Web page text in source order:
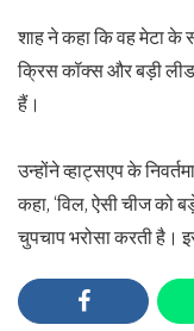
शाह ने कहा कि वह मेटा के
क्रिस कॉक्स और बड़ी
हैं।
उन्होंने व्‍हाट्सएप के
कहा, ‘विल, ऐसी चीज को
चुपचाप भरोसा करती है।